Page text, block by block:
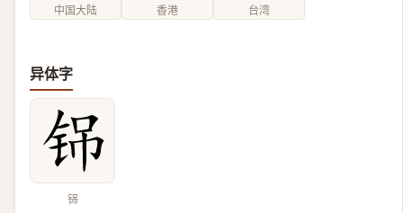
中国大陆 香港 台湾
异体字
铞